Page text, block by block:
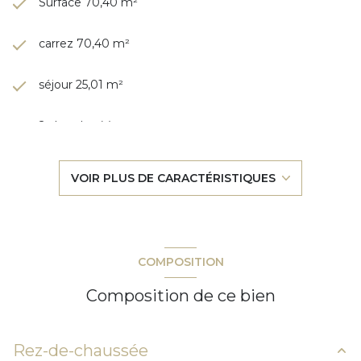
carrez 70,40 m²
séjour 25,01 m²
2 chambre(s)
cuisine américaine (équipée)
Chauffage individuel : air pulsé (climatisation)
VOIR PLUS DE CARACTÉRISTIQUES
COMPOSITION
Composition de ce bien
Rez-de-chaussée